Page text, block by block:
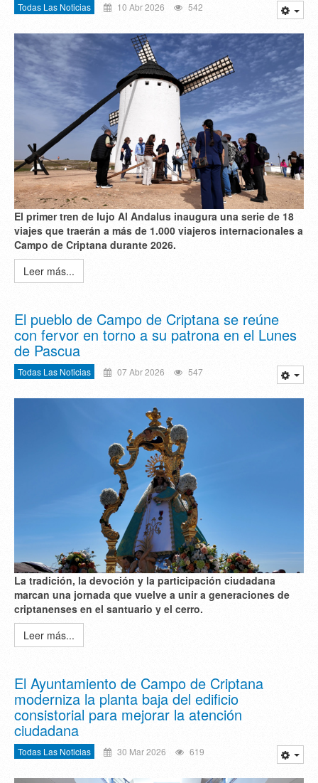
Todas Las Noticias 10 Abr 2026 542
El primer tren de lujo Al Andalus inaugura una serie de 18
viajes que traerán a más de 1.000 viajeros internacionales a
Campo de Criptana durante 2026.
Leer más...
El pueblo de Campo de Criptana se reúne
con fervor en torno a su patrona en el Lunes
de Pascua
Todas Las Noticias 07 Abr 2026 547
La tradición, la devoción y la participación ciudadana
marcan una jornada que vuelve a unir a generaciones de
criptanenses en el santuario y el cerro.
Leer más...
El Ayuntamiento de Campo de Criptana
moderniza la planta baja del edificio
consistorial para mejorar la atención
ciudadana
Todas Las Noticias 30 Mar 2026 619